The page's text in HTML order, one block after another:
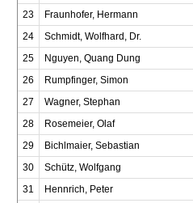
23
Fraunhofer, Hermann
24
Schmidt, Wolfhard, Dr.
25
Nguyen, Quang Dung
26
Rumpfinger, Simon
27
Wagner, Stephan
28
Rosemeier, Olaf
29
Bichlmaier, Sebastian
30
Schütz, Wolfgang
31
Hennrich, Peter